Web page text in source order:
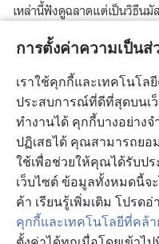
การตั้งค่าความเป็นส่
เราใช้คุกกี้และเทคโนโ
ประสบการณ์ที่ดีที่สุดบนเว็
ทำงานได้ คุกกี้บางอย่าง
ปฏิเสธได้ คุณสามารถยอ
ใช้เพื่อช่วยให้คุณได้รับป
เว็บไซต์ ข้อมูลทั้งหมดนี้จ
ค้า เรียนรู้เพิ่มเติม โปรดอ่
คุกกี้และเทคโนโลยีที่คล้
เหล่า​นี้​ฟัง​ดู​ฉลาด​แต่​เป็น​วิธี​นมั
และ​แกล้ง​ถ่อม​ตัว แต่​การ​ท
ต้องการ​ของ​ร่าง​กาย​ที่​มี​บาป​ไ
ย้อนหลัง
หน้าลิขสิทธิ์ของสิ่งพิมพ์นี้
Copyright©2026Watch